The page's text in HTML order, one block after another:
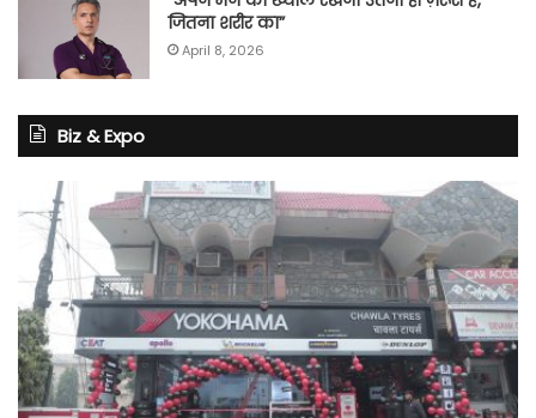
जितना शरीर का”
April 8, 2026
Biz & Expo